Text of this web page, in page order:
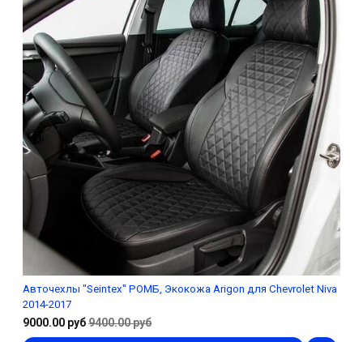
Авточехлы "Seintex" РОМБ, Экокожа Arigon для Chevrolet Niva
2014-2017
9000.00 руб9400.00 руб